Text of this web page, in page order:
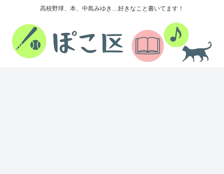
高校野球、本、中島みゆき…好きなこと書いてます！